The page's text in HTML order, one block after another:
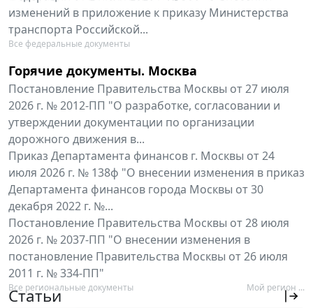
изменений в приложение к приказу Министерства
транспорта Российской...
Все федеральные документы
Горячие документы. Москва
Постановление Правительства Москвы от 27 июля
2026 г. № 2012-ПП "О разработке, согласовании и
утверждении документации по организации
дорожного движения в...
Приказ Департамента финансов г. Москвы от 24
июля 2026 г. № 138ф "О внесении изменения в приказ
Департамента финансов города Москвы от 30
декабря 2022 г. №...
Постановление Правительства Москвы от 28 июля
2026 г. № 2037-ПП "О внесении изменения в
постановление Правительства Москвы от 26 июля
2011 г. № 334-ПП"
Все региональные документы Мой регион ...
Статьи